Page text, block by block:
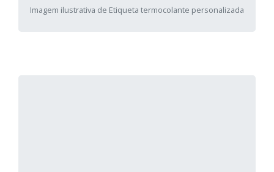
Imagem ilustrativa de Etiqueta termocolante personalizada